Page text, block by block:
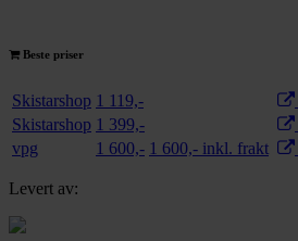
Beste priser
Skistarshop 1 119,-
Skistarshop 1 399,-
vpg
1 600,- 1 600,- inkl. frakt
Levert av: